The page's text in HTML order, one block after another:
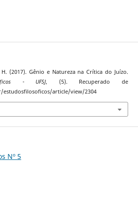
(2017). Gênio e Natureza na Crítica do Juízo.
- UFSJ, (5). Recuperado de
article/view/2304
Nº 5